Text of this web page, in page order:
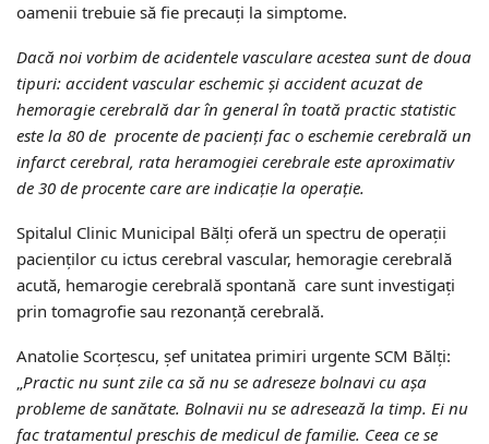
oamenii trebuie să fie precauţi la simptome.
Dacă noi vorbim de acidentele vasculare acestea sunt de doua
tipuri: accident vascular eschemic şi accident acuzat de
hemoragie cerebrală dar în general în toată practic statistic
este la 80 de procente de pacienţi fac o eschemie cerebrală un
infarct cerebral, rata heramogiei cerebrale este aproximativ
de 30 de procente care are indicaţie la operaţie.
Spitalul Clinic Municipal Bălţi oferă un spectru de operaţii
pacienţilor cu ictus cerebral vascular, hemoragie cerebrală
acută, hemarogie cerebrală spontană care sunt investigaţi
prin tomagrofie sau rezonanţă cerebrală.
Anatolie Scorţescu, şef unitatea primiri urgente SCM Bălţi:
„Practic nu sunt zile ca să nu se adreseze bolnavi cu aşa
probleme de sanătate. Bolnavii nu se adresează la timp. Ei nu
fac tratamentul preschis de medicul de familie. Ceea ce se